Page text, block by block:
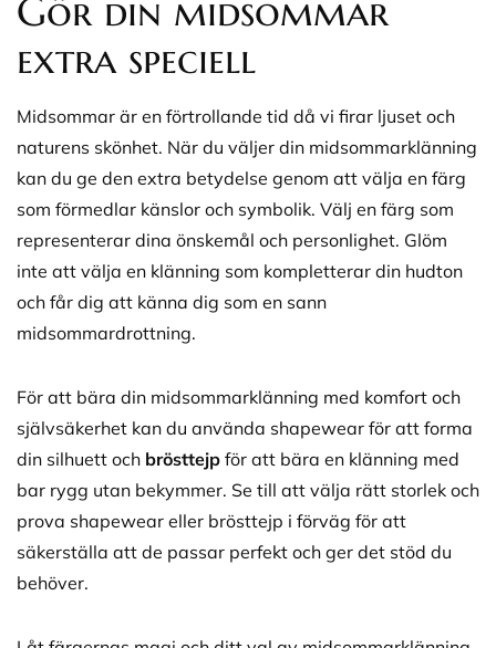
Gör din midsommar
extra speciell
Midsommar är en förtrollande tid då vi firar ljuset och
naturens skönhet. När du väljer din midsommarklänning
kan du ge den extra betydelse genom att välja en färg
som förmedlar känslor och symbolik. Välj en färg som
representerar dina önskemål och personlighet. Glöm
inte att välja en klänning som kompletterar din hudton
och får dig att känna dig som en sann
midsommardrottning.
För att bära din midsommarklänning med komfort och
självsäkerhet kan du använda shapewear för att forma
din silhuett och brösttejp för att bära en klänning med
bar rygg utan bekymmer. Se till att välja rätt storlek och
prova shapewear eller brösttejp i förväg för att
säkerställa att de passar perfekt och ger det stöd du
behöver.